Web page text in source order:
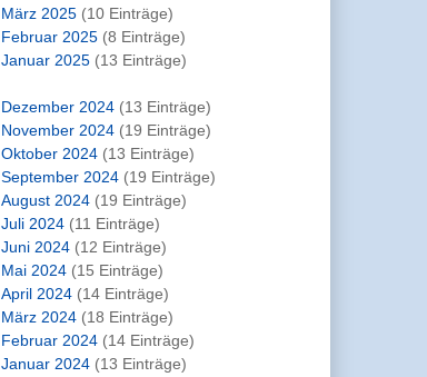
März 2025 (10 Einträge)
Februar 2025 (8 Einträge)
Januar 2025 (13 Einträge)
Dezember 2024 (13 Einträge)
November 2024 (19 Einträge)
Oktober 2024 (13 Einträge)
September 2024 (19 Einträge)
August 2024 (19 Einträge)
Juli 2024 (11 Einträge)
Juni 2024 (12 Einträge)
Mai 2024 (15 Einträge)
April 2024 (14 Einträge)
März 2024 (18 Einträge)
Februar 2024 (14 Einträge)
Januar 2024 (13 Einträge)